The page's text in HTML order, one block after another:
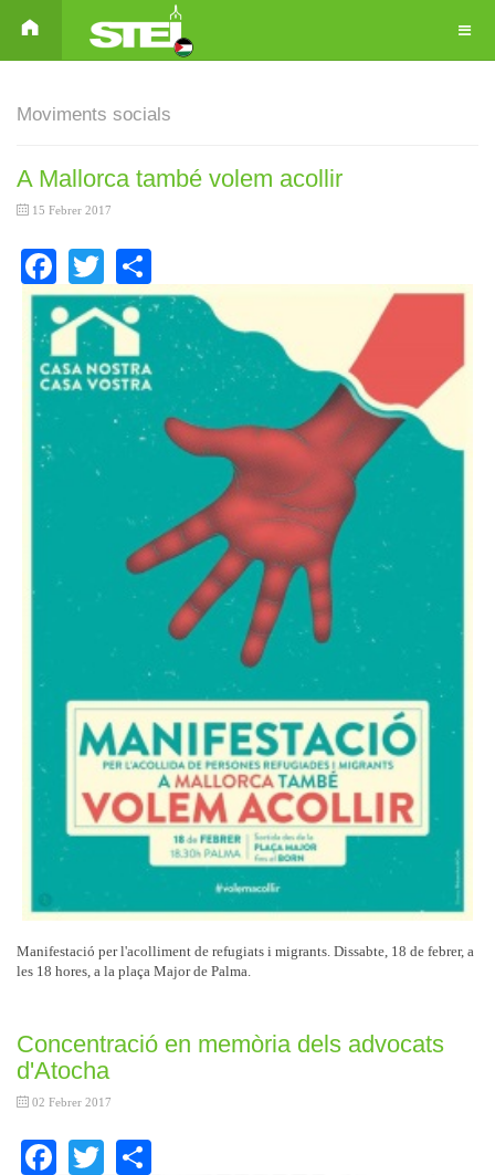
Moviments socials
A Mallorca també volem acollir
15 Febrer 2017
Facebook
Twitter
Manifestació per l'acolliment de refugiats i migrants. Dissabte, 18 de febrer, a
les 18 hores, a la plaça Major de Palma.
Concentració en memòria dels advocats
d'Atocha
02 Febrer 2017
Facebook
Twitter